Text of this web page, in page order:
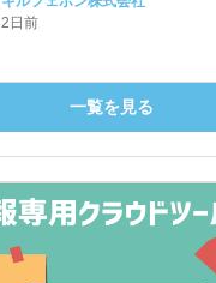
登場8月20日（木）スタート
2日前
一覧を見る